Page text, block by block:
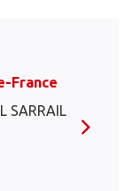
France
SARRAIL